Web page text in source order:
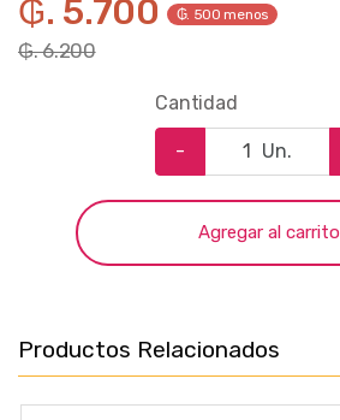
₲. 5.700 ₲. 500 menos
₲. 6.200
Cantidad
- Un.
Agregar al carrito
Productos Relacionados